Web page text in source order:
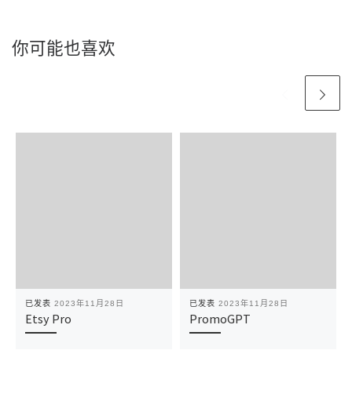
你可能也喜欢
已发表 2023年11月28日
Etsy Pro
已发表 2023年11月28日
PromoGPT